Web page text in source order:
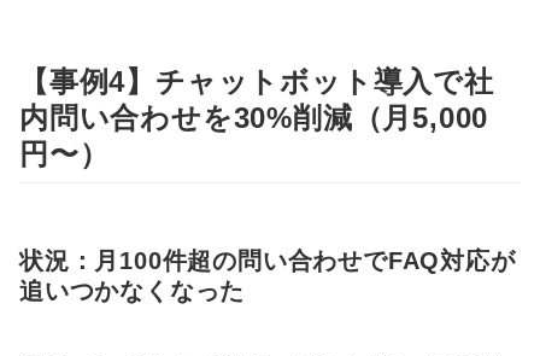
【事例4】チャットボット導入で社
内問い合わせを30%削減（月5,000
円〜）
状況：月100件超の問い合わせでFAQ対応が
追いつかなくなった